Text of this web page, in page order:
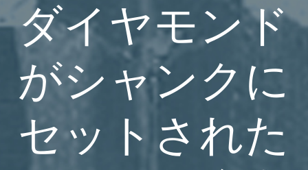
ダイヤモンド
がシャンクに
セットされた